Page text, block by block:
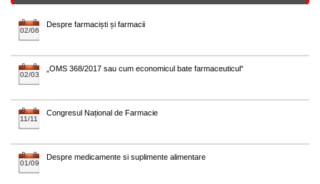
02/06
Despre farmaciști și farmacii
02/03
„OMS 368/2017 sau cum economicul bate farmaceuticul“
11/11
Congresul Național de Farmacie
01/09
Despre medicamente si suplimente alimentare